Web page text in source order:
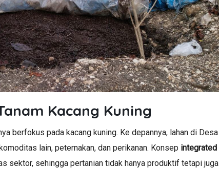
Kacang Kuning
berfokus pada kacang kuning. Ke depannya, lahan di Desa
lain, peternakan, dan perikanan. Konsep integrated
sektor, sehingga pertanian tidak hanya produktif tetapi juga